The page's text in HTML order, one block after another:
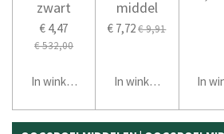
zwart
€ 4,47
€ 532,00
In winkelwagen
middel
€ 7,72€ 9,91
In winkelwagen In